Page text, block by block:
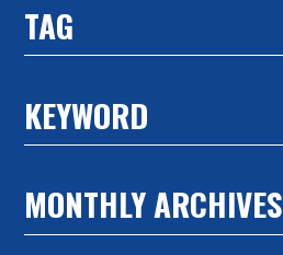
TAG
KEYWORD
MONTHLY ARCHIVES